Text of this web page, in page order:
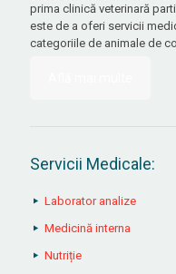
prima clinică veterinară
este de a oferi servicii
categoriile de animale de
Servicii Medicale:
Laborator analize
Medicină interna
Nutriție